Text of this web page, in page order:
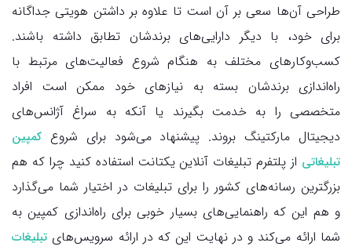
طراحی آن‌ها سعی بر آن است تا علاوه بر داشتن هویتی جداگانه
برای خود، با دیگر دارایی‌های برندشان تطابق داشته باشند.
کسب‌وکارهای مختلف به هنگام شروع فعالیت‌های مرتبط با
راه‌اندازی برندشان بسته به نیازهای خود ممکن است افراد
متخصصی را به خدمت بگیرند یا آنکه به سراغ آژانس‌های
دیجیتال مارکتینگ بروند. پیشنهاد می‌شود برای شروع کمپین
تبلیغاتی از پلتفرم تبلیغات آنلاین یکتانت استفاده کنید چرا که هم
بزرگترین رسانه‌های کشور را برای تبلیغات در اختیار شما می‌گذارد
و هم این که راهنمایی‌های بسیار خوبی برای راه‌اندازی کمپین به
شما ارائه می‌کند و در نهایت این که در ارائه سرویس‌های تبلیغات